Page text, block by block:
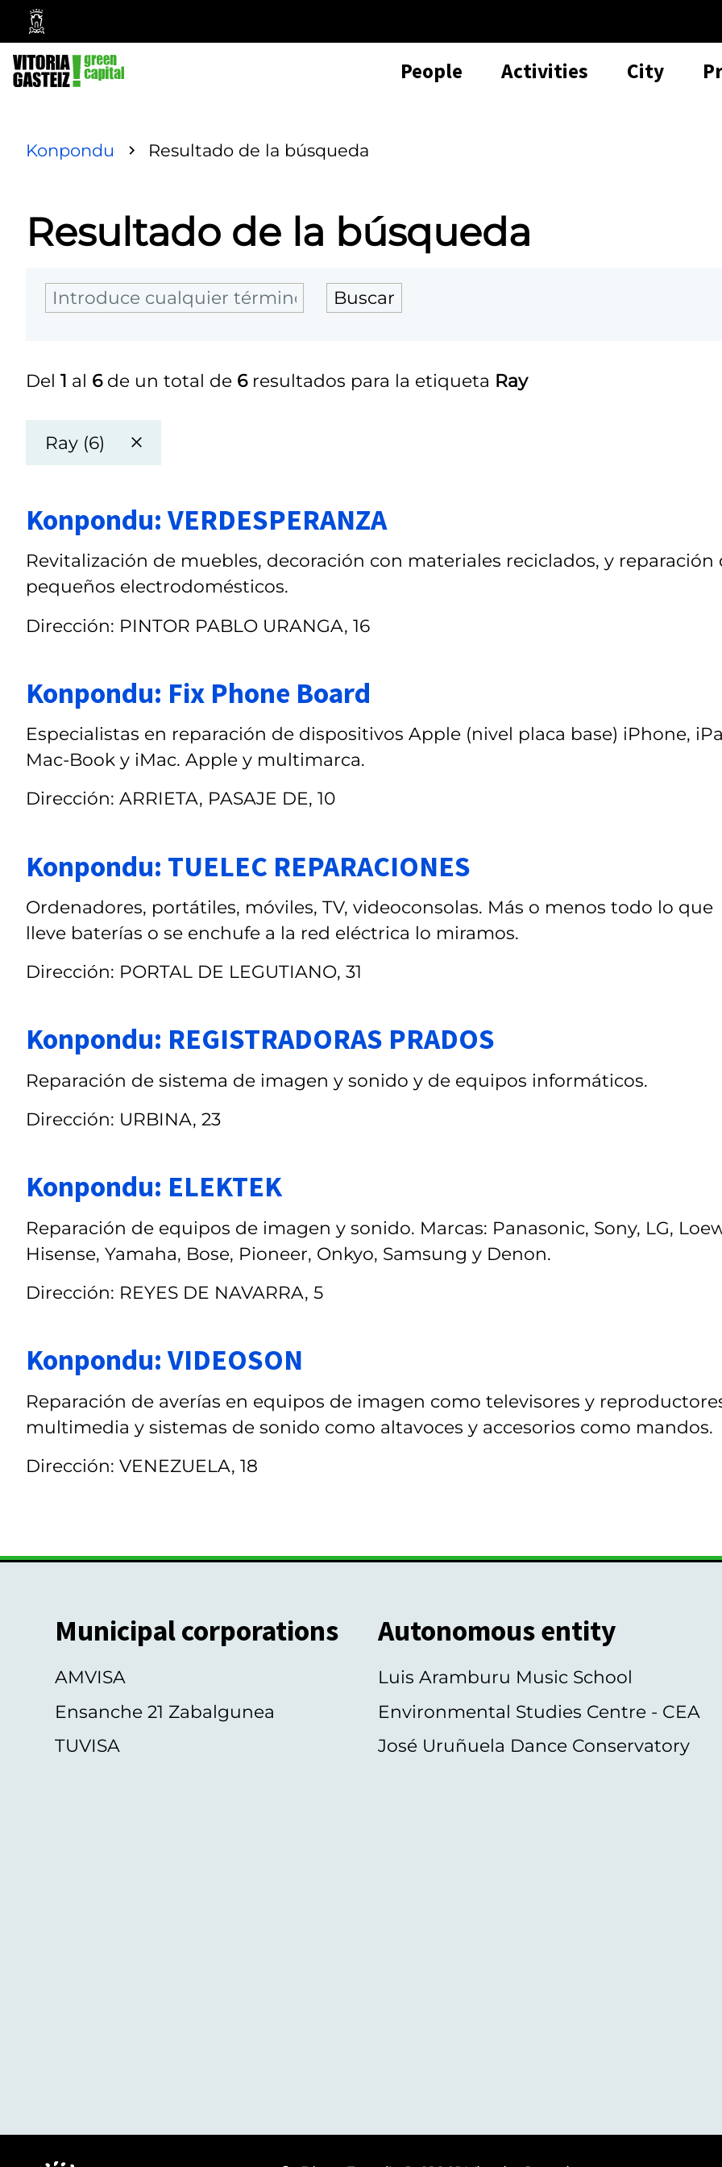
Vitoria-
Gasteiz
City
Council
People Activities City
Konpondu Resultado de la búsqueda
Resultado de la búsqueda
Del 1 al 6de un total de 6resultados para la etiqueta Ray
Ray (6)
Konpondu: VERDESPERANZA
Revitalización de muebles, decoración con materiales reciclados, y reparación
pequeños electrodomésticos.
Dirección: PINTOR PABLO URANGA, 16
Konpondu: Fix Phone Board
Especialistas en reparación de dispositivos Apple (nivel placa base) iPhone,
Mac-Book y iMac. Apple y multimarca.
Dirección: ARRIETA, PASAJE DE, 10
Konpondu: TUELEC REPARACIONES
Ordenadores, portátiles, móviles, TV, videoconsolas. Más o menos todo lo que
lleve baterías o se enchufe a la red eléctrica lo miramos.
Dirección: PORTAL DE LEGUTIANO, 31
Konpondu: REGISTRADORAS PRADOS
Reparación de sistema de imagen y sonido y de equipos informáticos.
Dirección: URBINA, 23
Konpondu: ELEKTEK
Reparación de equipos de imagen y sonido. Marcas: Panasonic, Sony, LG,
Hisense, Yamaha, Bose, Pioneer, Onkyo, Samsung y Denon.
Dirección: REYES DE NAVARRA, 5
Konpondu: VIDEOSON
Reparación de averías en equipos de imagen como televisores y
multimedia y sistemas de sonido como altavoces y accesorios como mandos.
Dirección: VENEZUELA, 18
Municipal corporations
AMVISA
Ensanche 21 Zabalgunea
TUVISA
Autonomous entity
Luis Aramburu Music School
Environmental Studies Centre - CEA
José Uruñuela Dance Conservatory